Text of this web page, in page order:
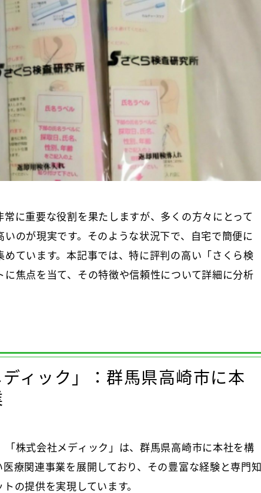
に重要な役割を果たしますが、多くの方々にとって
のが現実です。そのような状況下で、自宅で簡便に
ています。本記事では、特に評判の高い「さくら検
焦点を当て、その特徴や信頼性について詳細に分析
ィック」：群馬県高崎市に本
株式会社メディック」は、群馬県高崎市に本社を構
療関連事業を展開しており、その豊富な経験と専門知
の提供を実現しています。